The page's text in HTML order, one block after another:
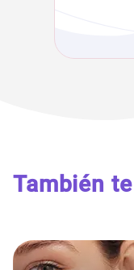
También